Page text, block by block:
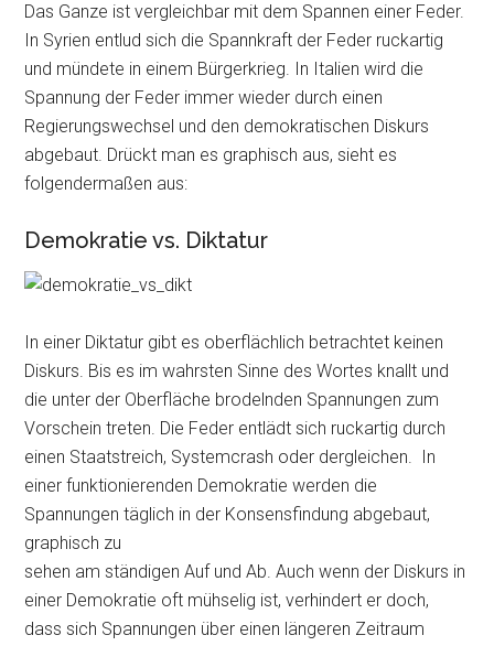
Das Ganze ist vergleichbar mit dem Spannen einer Feder.
In Syrien entlud sich die Spannkraft der Feder ruckartig
und mündete in einem Bürgerkrieg. In Italien wird die
Spannung der Feder immer wieder durch einen
Regierungswechsel und den demokratischen Diskurs
abgebaut. Drückt man es graphisch aus, sieht es
folgendermaßen aus:
Demokratie vs. Diktatur
In einer Diktatur gibt es oberflächlich betrachtet keinen
Diskurs. Bis es im wahrsten Sinne des Wortes knallt und
die unter der Oberfläche brodelnden Spannungen zum
Vorschein treten. Die Feder entlädt sich ruckartig durch
einen Staatstreich, Systemcrash oder dergleichen. In
einer funktionierenden Demokratie werden die
Spannungen täglich in der Konsensfindung abgebaut,
graphisch zu
sehen am ständigen Auf und Ab. Auch wenn der Diskurs in
einer Demokratie oft mühselig ist, verhindert er doch,
dass sich Spannungen über einen längeren Zeitraum